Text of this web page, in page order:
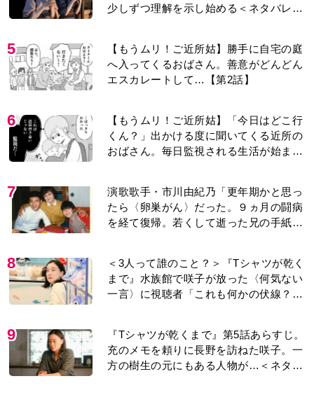
少しずつ理解を示し始める＜ネタバレあ
5
【もうムリ！ご近所姑】勝手に自宅の庭
へ入ってくるおばさん。善意がどんどん
エスカレートして…【第2話】
6
【もうムリ！ご近所姑】「今日はどこ行
くん？」出かける度に聞いてくる近所の
おばさん。毎日監視される生活が始ま
7
演歌歌手・市川由紀乃「更年期かと思っ
たら〈卵巣がん〉だった。９ヵ月の闘病
を経て復帰。若くして逝った兄の手紙を
8
＜3人って誰のこと？＞『Tシャツが乾く
まで』水族館で咲子が放った〈何気ない
一言〉に視聴者「これも何かの伏線？」
9
『Tシャツが乾くまで』第5話あらすじ。
充のメモを頼りに長野を訪ねた咲子。一
方の樹生の元にもある人物が…＜ネタバ